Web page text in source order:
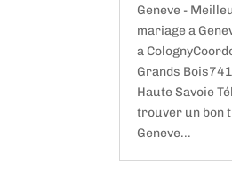
Geneve -
mariage a
a
Grands
Haute Savoie
trouver un bon
Geneve...